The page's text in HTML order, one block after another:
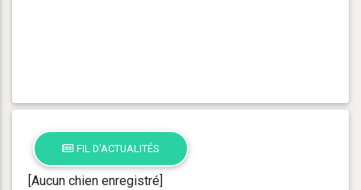
FIL D'ACTUALITÉS
[Aucun chien enregistré]